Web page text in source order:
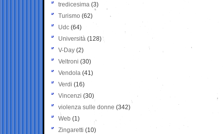
tredicesima (3)
Turismo (62)
Udc (64)
Università (128)
V-Day (2)
Veltroni (30)
Vendola (41)
Verdi (16)
Vincenzi (30)
violenza sulle donne (342)
Web (1)
Zingaretti (10)